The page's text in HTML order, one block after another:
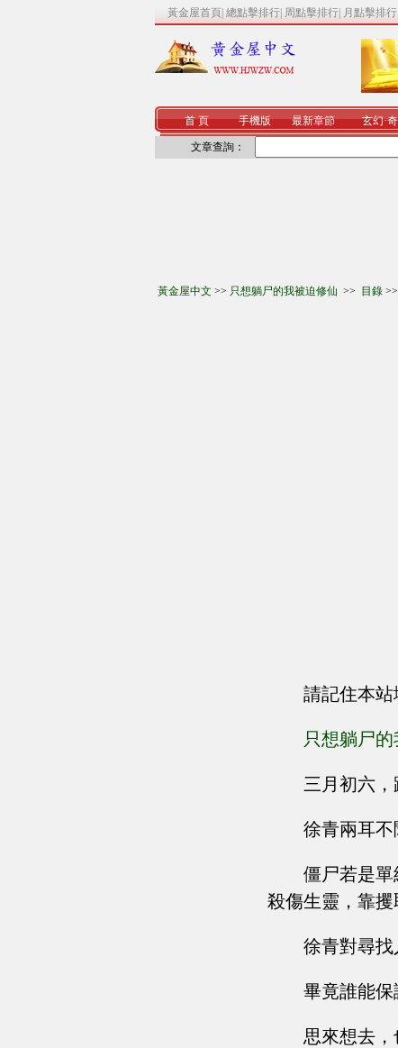
黃金屋首頁 總點擊排行 周點擊排行 月點擊排行
首 頁 手機版 最新章節 玄幻·
文章查詢：
黃金屋中文 >> 只想躺尸的我被迫修仙 >> 目錄
請記住本站
只想躺尸
三月初六，
徐青兩耳不
僵尸若是單
殺傷生靈，靠攫
徐青對尋找
畢竟誰能保
思來想去